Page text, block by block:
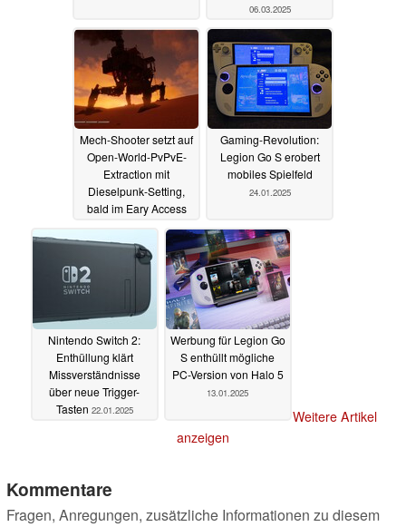
06.03.2025
Mech-Shooter setzt auf
Open-World-PvPvE-
Extraction mit
Dieselpunk-Setting,
bald im Eary Access
04.03.2025
Gaming-Revolution:
Legion Go S erobert
mobiles Spielfeld
24.01.2025
Nintendo Switch 2:
Enthüllung klärt
Missverständnisse
über neue Trigger-
Tasten 22.01.2025
Werbung für Legion Go
S enthüllt mögliche
PC-Version von Halo 5
13.01.2025
Weitere Artikel
anzeigen
Kommentare
Fragen, Anregungen, zusätzliche Informationen zu diesem